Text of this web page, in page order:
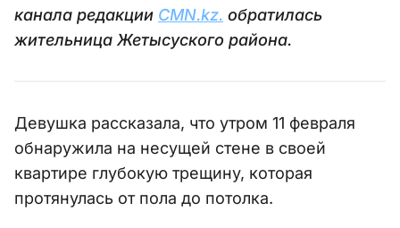
канала редакции CMN.kz. обратилась
жительница Жетысуского района.
Девушка рассказала, что утром 11 февраля
обнаружила на несущей стене в своей
квартире глубокую трещину, которая
протянулась от пола до потолка.